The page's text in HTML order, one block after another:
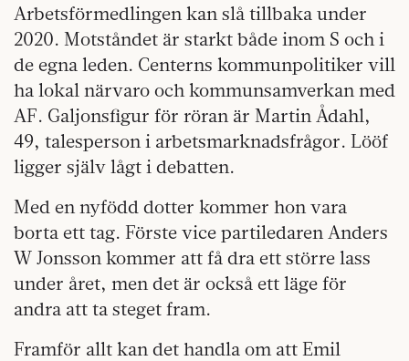
Arbetsförmedlingen kan slå tillbaka under
2020. Motståndet är starkt både inom S och i
de egna leden. Centerns kommunpolitiker vill
ha lokal närvaro och kommunsamverkan med
AF. Galjonsfigur för röran är Martin Ådahl,
49, talesperson i arbetsmarknadsfrågor. Lööf
ligger själv lågt i debatten.
Med en nyfödd dotter kommer hon vara
borta ett tag. Förste vice partiledaren Anders
W Jonsson kommer att få dra ett större lass
under året, men det är också ett läge för
andra att ta steget fram.
Framför allt kan det handla om att Emil